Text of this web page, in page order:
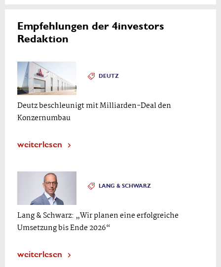
Empfehlungen der 4investors
Redaktion
DEUTZ
Deutz beschleunigt mit Milliarden-Deal den
Konzernumbau
weiterlesen
LANG & SCHWARZ
Lang & Schwarz: „Wir planen eine erfolgreiche
Umsetzung bis Ende 2026“
weiterlesen